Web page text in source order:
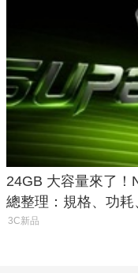
24GB 大容量來了！
總整理：規格、功耗
3C新品